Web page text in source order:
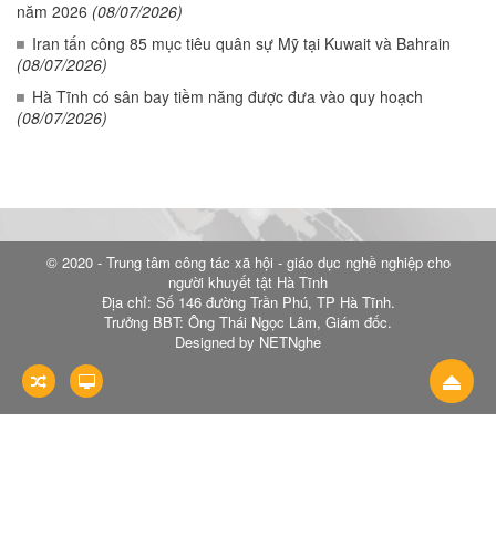
năm 2026 (08/07/2026)
Iran tấn công 85 mục tiêu quân sự Mỹ tại Kuwait và Bahrain
(08/07/2026)
Hà Tĩnh có sân bay tiềm năng được đưa vào quy hoạch
(08/07/2026)
© 2020 - Trung tâm công tác xã hội - giáo dục nghề nghiệp cho
người khuyết tật Hà Tĩnh
Địa chỉ: Số 146 đường Trần Phú, TP Hà Tĩnh.
Trưởng BBT: Ông Thái Ngọc Lâm, Giám đốc.
Designed by NETNghe